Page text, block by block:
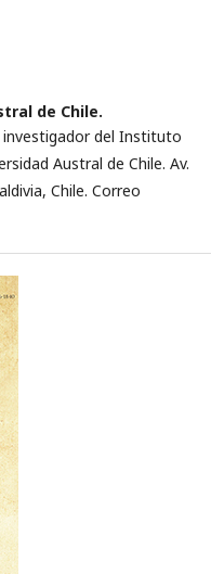
de Chile.
del Instituto
Austral de Chile. Av.
Chile. Correo